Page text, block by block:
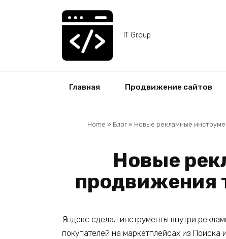
IT Group
Главная Продвижение сайтов
Home » Блог» Новые рекламные
Новые
продвижения
Яндекс сделал инструменты внутри
покупателей на маркетплейсах из Поиска